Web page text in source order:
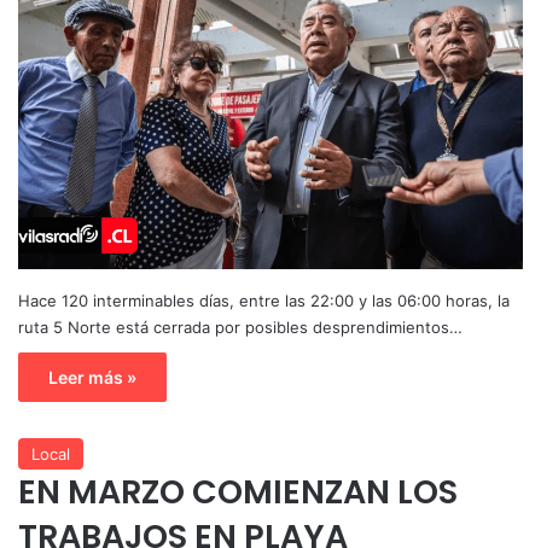
Hace 120 interminables días, entre las 22:00 y las 06:00 horas, la
ruta 5 Norte está cerrada por posibles desprendimientos…
Leer más »
Local
EN MARZO COMIENZAN LOS
TRABAJOS EN PLAYA